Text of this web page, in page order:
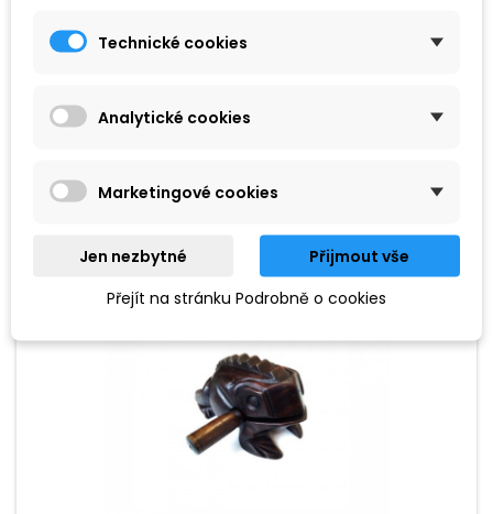
Buddhistický meditační bubínek z kozí kůže s krásnou
195 Kč
Technické cookies
Analytické cookies
Marketingové cookies
Jen nezbytné
Přijmout vše
Přejít na stránku Podrobně o cookies